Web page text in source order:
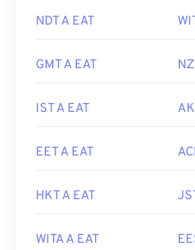
NDT A EAT
GMT A EAT
IST A EAT
EET A EAT
HKT A EAT
WITA A EAT